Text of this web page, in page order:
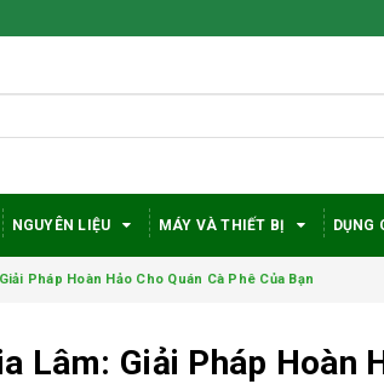
NGUYÊN LIỆU MÁY VÀ THIẾT BỊ DỤNG
Pháp Hoàn Hảo Cho Quán Cà Phê Của Bạn
Lâm: Giải Pháp Hoàn